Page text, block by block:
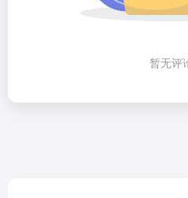
暂无评